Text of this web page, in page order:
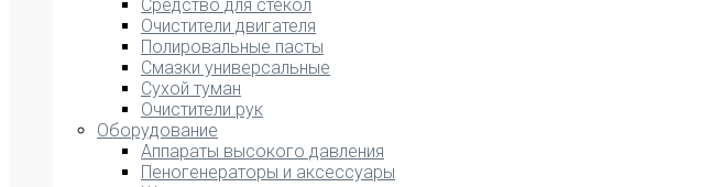
Средство для стекол
Очистители двигателя
Полировальные пасты
Смазки универсальные
Сухой туман
Очистители рук
Оборудование
Аппараты высокого давления
Пеногенераторы и аксессуары